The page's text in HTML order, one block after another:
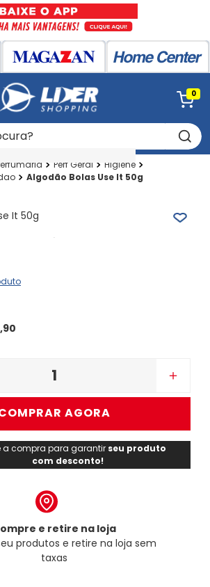
0
Perf Geral
Higiene
Algodão Bolas Use It 50g
It 50g
,90
＋
AGORA
a compra para garantir seu produto
com desconto!
e retire na loja
produtos e retire na loja sem
taxas